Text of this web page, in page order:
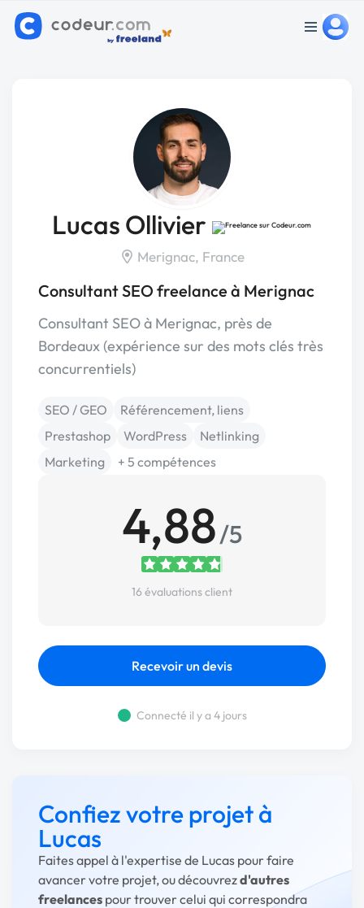
Lucas Ollivier
Merignac, France
Consultant SEO freelance à Merignac
Consultant SEO à Merignac, près de
Bordeaux (expérience sur des mots clés très
concurrentiels)
SEO / GEO
Référencement, liens
Prestashop
WordPress
Netlinking
Marketing
+ 5 compétences
4,88/5
16 évaluations client
Recevoir un devis
Connecté il y a 4 jours
Confiez votre projet à
Lucas
Faites appel à l'expertise de Lucas pour faire
avancer votre projet, ou découvrezd'autres
freelances pour trouver celui qui correspondra